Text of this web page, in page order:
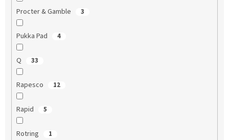
Procter & Gamble 3
Pukka Pad 4
Q 33
Rapesco 12
Rapid 5
Rotring 1